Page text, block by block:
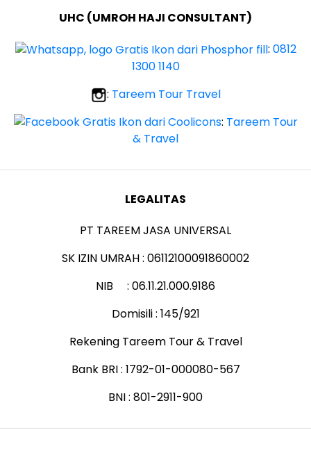
UHC (UMROH HAJI CONSULTANT)
: 0812
1300 1140
: Tareem Tour Travel
: Tareem Tour
& Travel
LEGALITAS
PT TAREEM JASA UNIVERSAL
SK IZIN UMRAH : 06112100091860002
NIB : 06.11.21.000.9186
Domisili : 145/921
Rekening Tareem Tour & Travel
Bank BRI : 1792-01-000080-567
BNI : 801-2911-900